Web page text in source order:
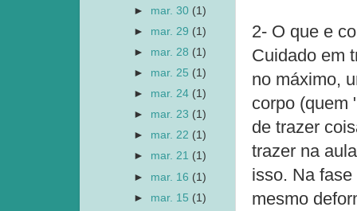
2- O que e
Cuidado em
no máximo,
corpo (quem
de trazer
trazer na
isso. Na
mesmo
► mar. 30 (1)
► mar. 29 (1)
► mar. 28 (1)
► mar. 25 (1)
► mar. 24 (1)
► mar. 23 (1)
► mar. 22 (1)
► mar. 21 (1)
► mar. 16 (1)
► mar. 15 (1)